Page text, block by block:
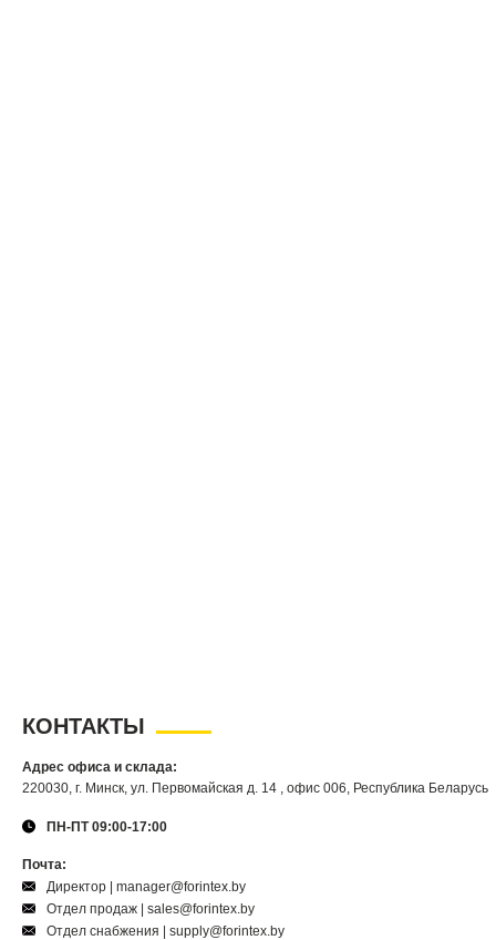
КОНТАКТЫ
Адрес офиса и склада:
220030, г. Минск, ул. Первомайская д. 14 , офис 006, Республика Беларусь
ПН-ПТ 09:00-17:00
Почта:
Директор | manager@forintex.by
Отдел продаж | sales@forintex.by
Отдел снабжения | supply@forintex.by